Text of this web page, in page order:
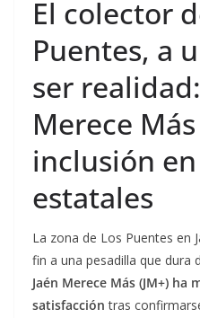
El colector
Puentes, a
ser
Merece
inclusión
estatales
La zona de Los Puentes en
fin a una pesadilla que dura
Jaén Merece Más (JM+)
satisfacción tras